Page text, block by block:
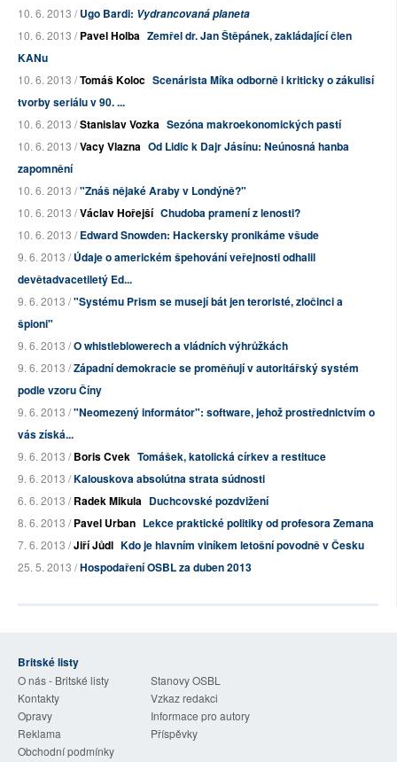
10. 6. 2013 /Ugo Bardi: Vydrancovaná planeta
10. 6. 2013 /Pavel Holba Zemřel dr. Jan Štěpánek, zakládající člen
KANu
10. 6. 2013 /Tomáš Koloc Scenárista Míka odborně i kriticky o zákulisí
tvorby seriálu v 90. ...
10. 6. 2013 /Stanislav Vozka Sezóna makroekonomických pastí
10. 6. 2013 /Vacy Vlazna Od Lidic k Dajr Jásínu: Neúnosná hanba
zapomnění
10. 6. 2013 /"Znáš nějaké Araby v Londýně?"
10. 6. 2013 /Václav Hořejší Chudoba pramení z lenosti?
10. 6. 2013 /Edward Snowden: Hackersky pronikáme všude
9. 6. 2013 /Údaje o americkém špehování veřejnosti odhalil
devětadvacetiletý Ed...
9. 6. 2013 /"Systému Prism se musejí bát jen teroristé, zločinci a
špioni"
9. 6. 2013 /O whistleblowerech a vládních výhrůžkách
9. 6. 2013 /Západní demokracie se proměňují v autoritářský systém
podle vzoru Číny
9. 6. 2013 /"Neomezený informátor": software, jehož prostřednictvím o
vás získá...
9. 6. 2013 /Boris Cvek Tomášek, katolická církev a restituce
9. 6. 2013 /Kalouskova absolútna strata súdnosti
6. 6. 2013 /Radek Mikula Duchcovské pozdvižení
8. 6. 2013 /Pavel Urban Lekce praktické politiky od profesora Zemana
7. 6. 2013 /Jiří Jůdl Kdo je hlavním viníkem letošní povodně v Česku
25. 5. 2013 /Hospodaření OSBL za duben 2013
Britské listy
O nás - Britské listy
Stanovy OSBL
Kontakty
Vzkaz redakci
Opravy
Informace pro autory
Reklama
Příspěvky
Obchodní podmínky